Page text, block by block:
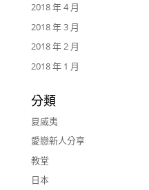
2018 年 4 月
2018 年 3 月
2018 年 2 月
2018 年 1 月
分類
夏威夷
愛戀新人分享
教堂
日本